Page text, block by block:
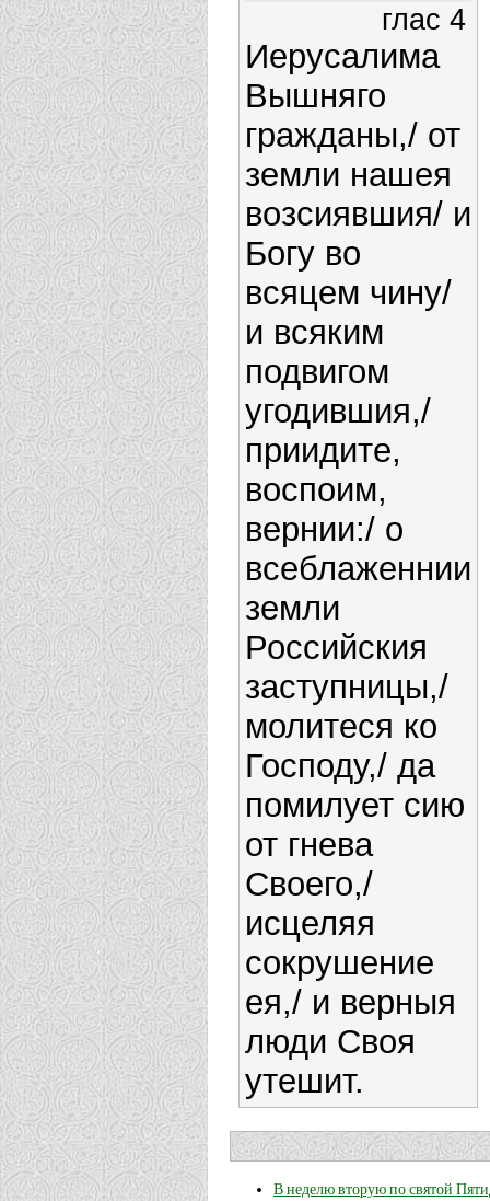
глас 4
Иерусалима
Вышняго
гражданы,/ от
земли нашея
возсиявшия/ и
Богу во
всяцем чину/
и всяким
подвигом
угодившия,/
приидите,
воспоим,
вернии:/ о
всеблаженнии
земли
Российския
заступницы,/
молитеся ко
Господу,/ да
помилует сию
от гнева
Своего,/
исцеляя
сокрушение
ея,/ и верныя
люди Своя
утешит.
В неделю вторую по святой